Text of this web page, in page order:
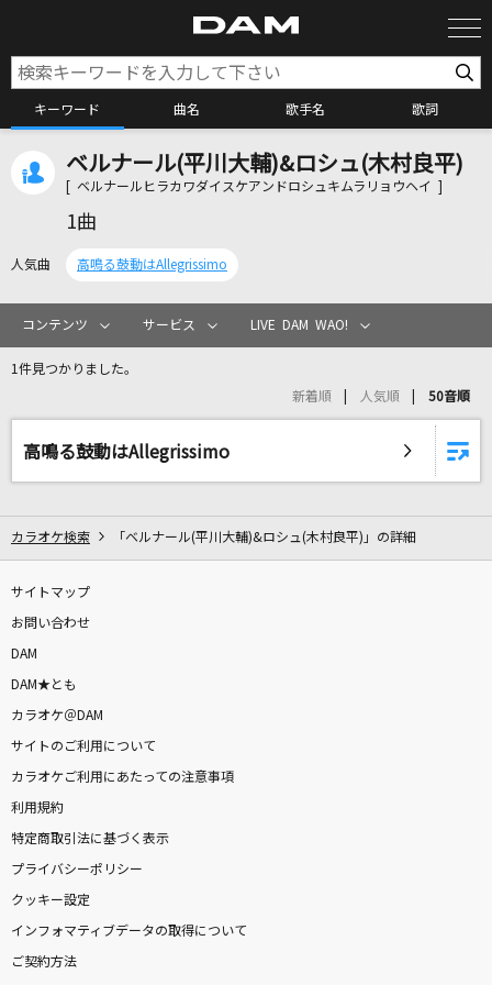
キーワード 曲名 歌手名 歌詞
カラオケ検索
カラオケリクエスト
リアルタイムで歌われている曲の一覧
嵐(アラシ)
[生音]みちのく忘れ雪
排他的ファイター
≠ME
feels like'HEAVEN'
HIIH
[生音]不自然な君が好き
ベルナール(平川大輔)&ロシュ(木村良平)
[ ベルナールヒラカワダイスケアンドロシュキムラリョウヘイ ]
1曲
人気曲 高鳴る鼓動はAllegrissimo
コンテンツ サービス LIVE DAM WAO!
1件見つかりました。
新着順 人気順 50音順
高鳴る鼓動はAllegrissimo
カラオケ検索 「ベルナール(平川大輔)&ロシュ(木村良平)」の詳細
サイトマップ
お問い合わせ
DAM
DAM★とも
カラオケ＠DAM
サイトのご利用について
カラオケご利用にあたっての注意事項
利用規約
特定商取引法に基づく表示
プライバシーポリシー
クッキー設定
インフォマティブデータの取得について
ご契約方法